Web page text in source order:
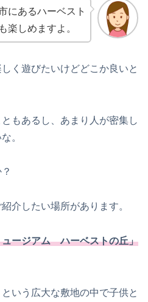
にあるハーベスト
楽しめますよ。
く遊びたいけどどこか良いと
もあるし、あまり人が密集し
。
介したい場所があります。
ュージアム ハーベストの丘」
いう広大な敷地の中で子供と